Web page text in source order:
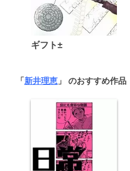
ギフト±
「新井理恵 」 のおすすめ作品